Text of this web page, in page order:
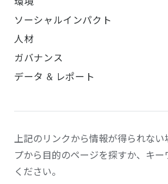
ソーシャルインパクト
人材
ガバナンス
データ & レポート
上記のリンクから情報が得られな
プから目的のページを探すか、キ
ください。